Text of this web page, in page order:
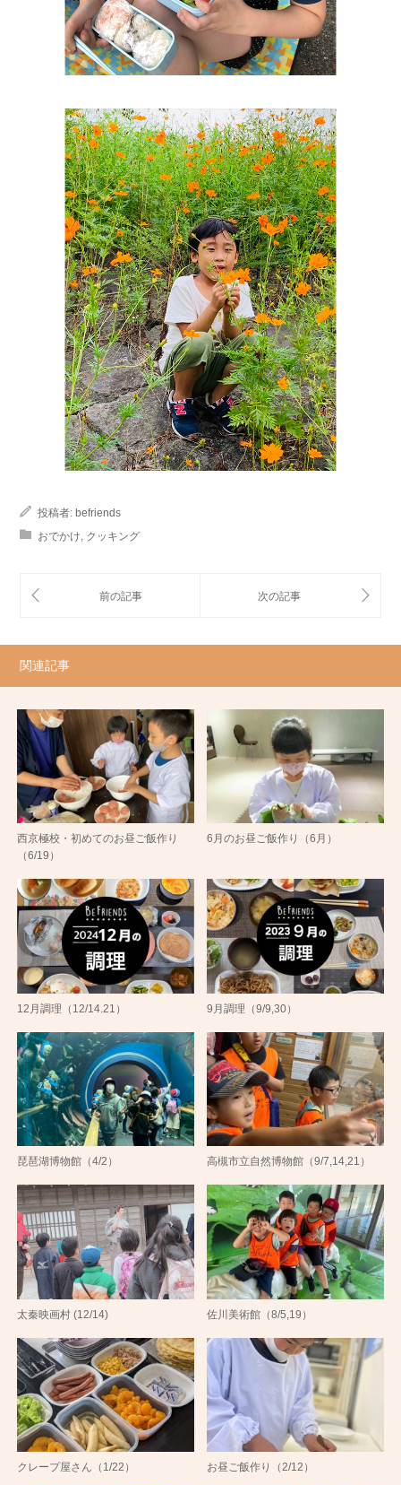
投稿者: befriends
おでかけ, クッキング
関連記事
西京極校・初めてのお昼ご飯作り
（6/19）
6月のお昼ご飯作り（6月）
12月調理（12/14.21） 9月調理（9/9,30）
琵琶湖博物館（4/2） 高槻市立自然博物館（9/7,14,21）
太秦映画村 (12/14) 佐川美術館（8/5,19）
クレープ屋さん（1/22） お昼ご飯作り（2/12）